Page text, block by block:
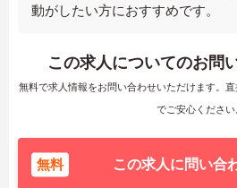
動がしたい方におすすめです。
この求人についてのお問
無料で求人情報をお問い合わせいただけます。
でご安心ください
無料 この求人に問い合